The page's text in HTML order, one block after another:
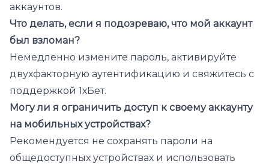
аккаунтов.
Что делать, если я подозреваю, что мой аккаунт
был взломан?
Немедленно измените пароль, активируйте
двухфакторную аутентификацию и свяжитесь с
поддержкой 1хБет.
Могу ли я ограничить доступ к своему аккаунту
на мобильных устройствах?
Рекомендуется не сохранять пароли на
общедоступных устройствах и использовать